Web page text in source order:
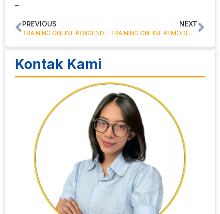
–
PREVIOUS
TRAINING ONLINE PENGENDALIAN MOTOR LISTRIK SECARA ELEKTRONIK
NEXT
TRAINING ONLINE PEMODELAN KEUANGAN UNTUK MENYUSUN ANGGARAN PERUSAHAAN
Kontak Kami